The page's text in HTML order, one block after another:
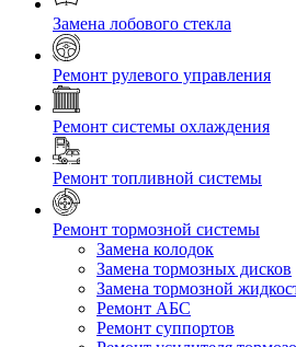
Замена лобового стекла
Ремонт рулевого управления
Ремонт системы охлаждения
Ремонт топливной системы
Ремонт тормозной системы
Замена колодок
Замена тормозных дисков
Замена тормозной
Ремонт АБС
Ремонт суппортов